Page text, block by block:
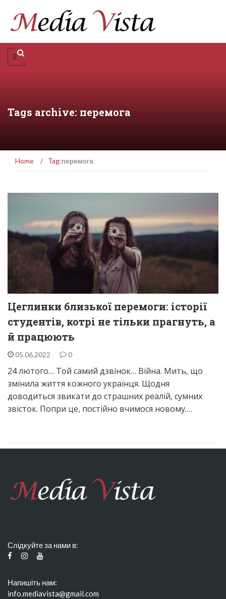
Tags archive: перемога
Home / Tag:перемога
Цеглинки близької перемоги: історії
студентів, котрі не тільки прагнуть, а
й працюють
05.06.2022 0
24 лютого… Той самий дзвінок… Війна. Мить, що
змінила життя кожного українця. Щодня
доводиться звикати до страшних реалій, сумних
звісток. Попри це, постійно вчимося новому.…
Слідкуйте за нами в:
Напишіть нам:
info.mediavista@gmail.com